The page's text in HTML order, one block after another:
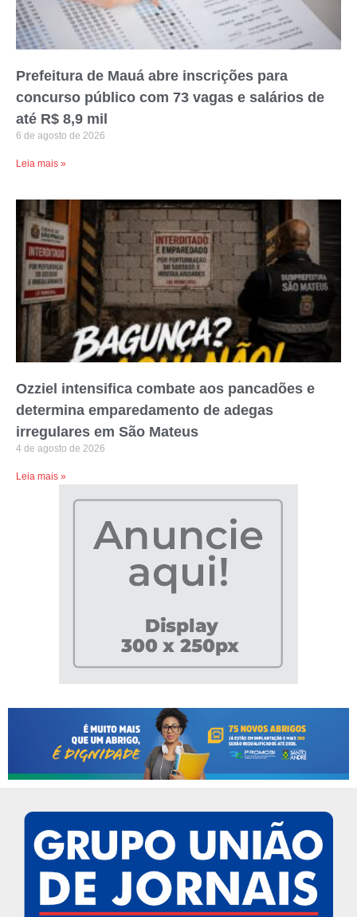
Prefeitura de Mauá abre inscrições para
concurso público com 73 vagas e salários de
até R$ 8,9 mil
6 de agosto de 2026
Leia mais »
Ozziel intensifica combate aos pancadões e
determina emparedamento de adegas
irregulares em São Mateus
4 de agosto de 2026
Leia mais »